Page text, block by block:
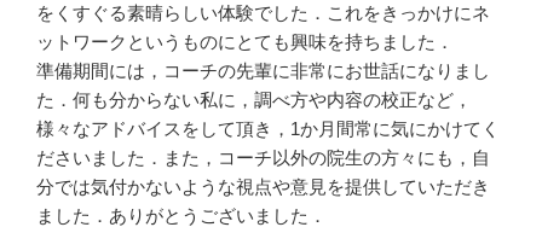
をくすぐる素晴らしい体験でした．これをきっかけにネ
ットワークというものにとても興味を持ちました．
準備期間には，コーチの先輩に非常にお世話になりまし
た．何も分からない私に，調べ方や内容の校正など，
様々なアドバイスをして頂き，1か月間常に気にかけてく
ださいました．また，コーチ以外の院生の方々にも，自
分では気付かないような視点や意見を提供していただき
ました．ありがとうございました．